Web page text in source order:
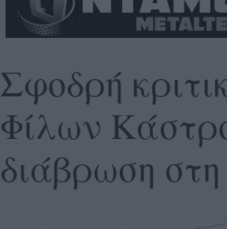
Σφοδρή
Φίλων
διάβρωση